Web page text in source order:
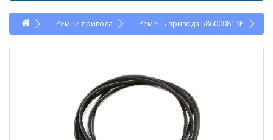
Ремни привода Ремень привода 586000819P